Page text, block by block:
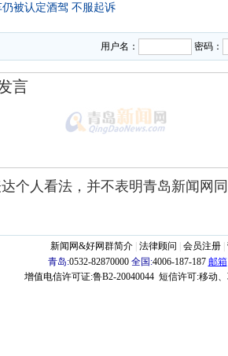
被认定酒驾 不服起诉
用户名： 密码：
个人看法，并不表明青岛新闻网